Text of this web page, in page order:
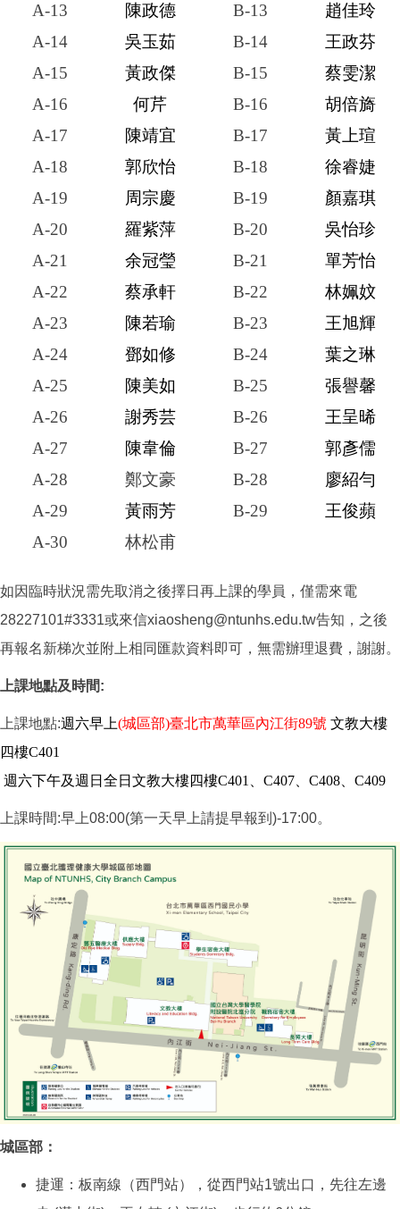
A-13
陳政德 B-13
趙佳玲
A-14
吳玉茹 B-14
王政芬
A-15
黃政傑 B-15
蔡雯潔
A-16
何芹 B-16
胡倍旖
A-17
陳靖宜 B-17
黃上瑄
A-18
郭欣怡 B-18
徐睿婕
A-19
周宗慶 B-19
顏嘉琪
A-20
羅紫萍 B-20
吳怡珍
A-21
余冠瑩 B-21
單芳怡
A-22
蔡承軒 B-22
林姵妏
A-23
陳若瑜 B-23
王旭輝
A-24
鄧如修 B-24
葉之琳
A-25
陳美如 B-25
張譽馨
A-26
謝秀芸 B-26
王呈晞
A-27
陳韋倫 B-27
郭彥儒
A-28
鄭文豪 B-28
廖紹勻
A-29
黃雨芳 B-29
王俊蘋
A-30
林松甫
如因臨時狀況需先取消之後擇日再上課的學員，僅需來電
28227101#3331或來信xiaosheng@ntunhs.edu.tw告知，之後
再報名新梯次並附上相同匯款資料即可，無需辦理退費，謝謝。
上課地點及時間:
上課地點:週六早上(城區部)臺北市萬華區內江街89號 文教大樓
四樓C401
週六下午及週日全日文教大樓四樓C401、C407、C408、C409
上課時間:早上08:00(第一天早上請提早報到)-17:00。
城區部：
捷運：板南線（西門站），從西門站1號出口，先往左邊